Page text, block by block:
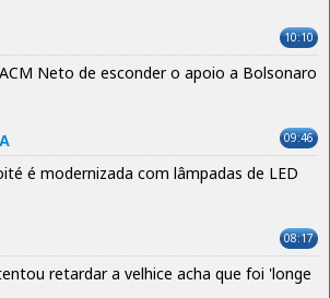
10:10
Neto de esconder o apoio a Bolsonaro
09:46
é modernizada com lâmpadas de LED
08:17
retardar a velhice acha que foi 'longe